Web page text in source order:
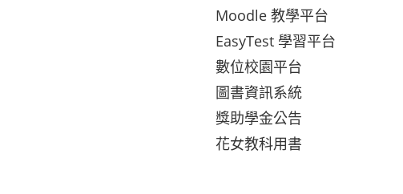
Moodle 教學平台
EasyTest 學習平台
數位校園平台
圖書資訊系統
獎助學金公告
花女教科用書